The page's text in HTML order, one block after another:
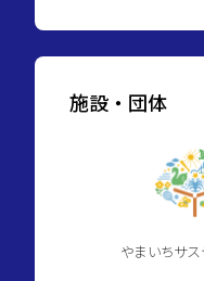
施設・団体
やまいちサ